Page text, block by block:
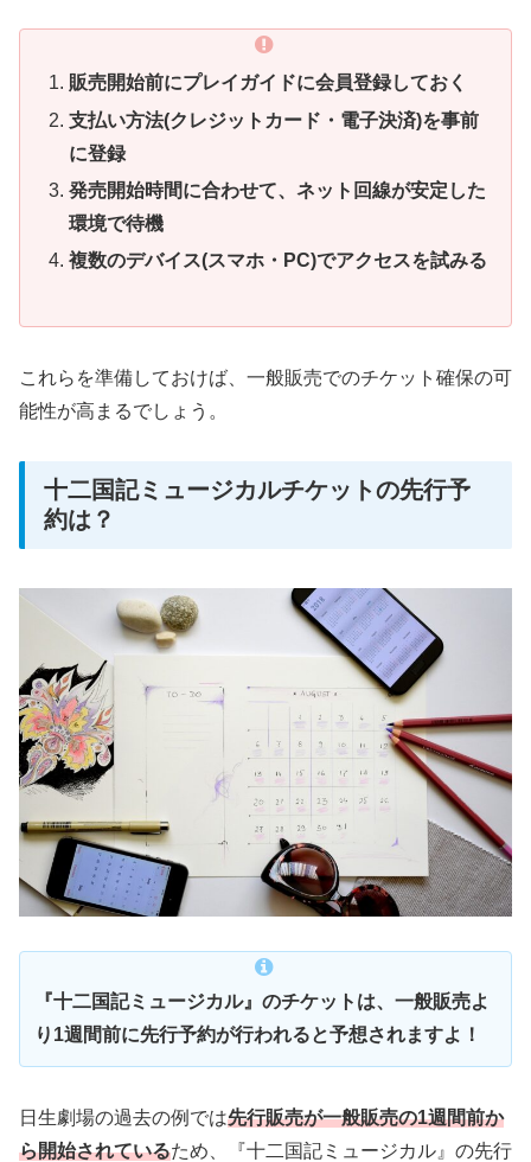
販売開始前にプレイガイドに会員登録しておく
支払い方法(クレジットカード・電子決済)を事前
に登録
発売開始時間に合わせて、ネット回線が安定した
環境で待機
複数のデバイス(スマホ・PC)でアクセスを試みる
これらを準備しておけば、一般販売でのチケット確保の可
能性が高まるでしょう。
十二国記ミュージカルチケットの先行予
約は？
『十二国記ミュージカル』のチケットは、一般販売よ
り1週間前に先行予約が行われると予想されますよ！
日生劇場の過去の例では先行販売が一般販売の1週間前か
ら開始されているため、『十二国記ミュージカル』の先行